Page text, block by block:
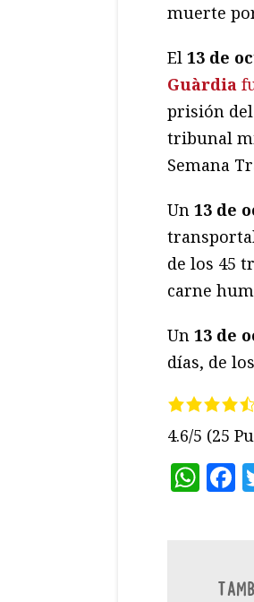
muerte
El 13 de
Guàrdia
prisión
tribunal
Semana
Un 13 de
de los 45
carne
Un 13 de
días, de
4.6/5 (25